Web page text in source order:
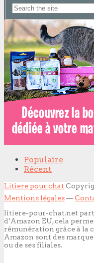
Populaire
Récent
Litiere pour chat
Mentions légales—
litiere-pour-chat.net
d’Amazon EU, cela
rémunération grâce à la
Amazon sont des
ou de ses filiales.